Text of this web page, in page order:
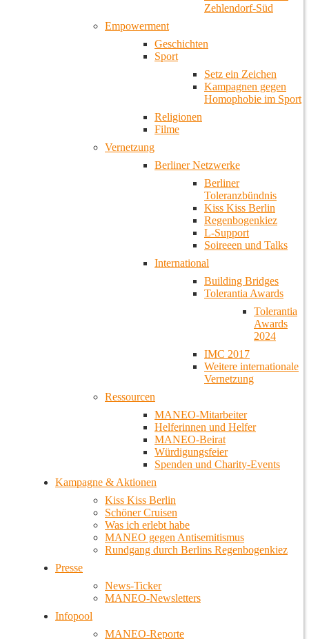
Zehlendorf-Süd
Empowerment
Geschichten
Sport
Setz ein Zeichen
Kampagnen gegen
Homophobie im Sport
Religionen
Filme
Vernetzung
Berliner Netzwerke
Berliner
Toleranzbündnis
Kiss Kiss Berlin
Regenbogenkiez
L-Support
Soireeen und Talks
International
Building Bridges
Tolerantia Awards
Tolerantia
Awards
2024
IMC 2017
Weitere internationale
Vernetzung
Ressourcen
MANEO-Mitarbeiter
Helferinnen und Helfer
MANEO-Beirat
Würdigungsfeier
Spenden und Charity-Events
Kampagne & Aktionen
Kiss Kiss Berlin
Schöner Cruisen
Was ich erlebt habe
MANEO gegen Antisemitismus
Rundgang durch Berlins Regenbogenkiez
Presse
News-Ticker
MANEO-Newsletters
Infopool
MANEO-Reporte